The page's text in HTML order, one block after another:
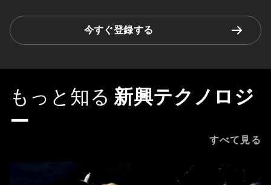
今すぐ登録する
もっと知る 新興テクノロジ
ー
すべて見る